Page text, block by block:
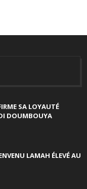
SA LOYAUTÉ
DOUMBOUYA
LAMAH ÉLEVÉ AU